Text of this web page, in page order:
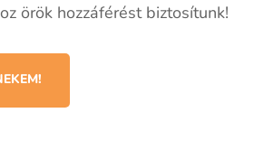
örök hozzáférést biztosítunk!